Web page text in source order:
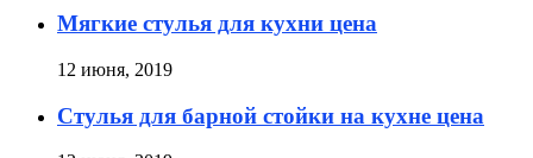
Мягкие стулья для кухни цена
12 июня, 2019
Стулья для барной стойки на кухне цена